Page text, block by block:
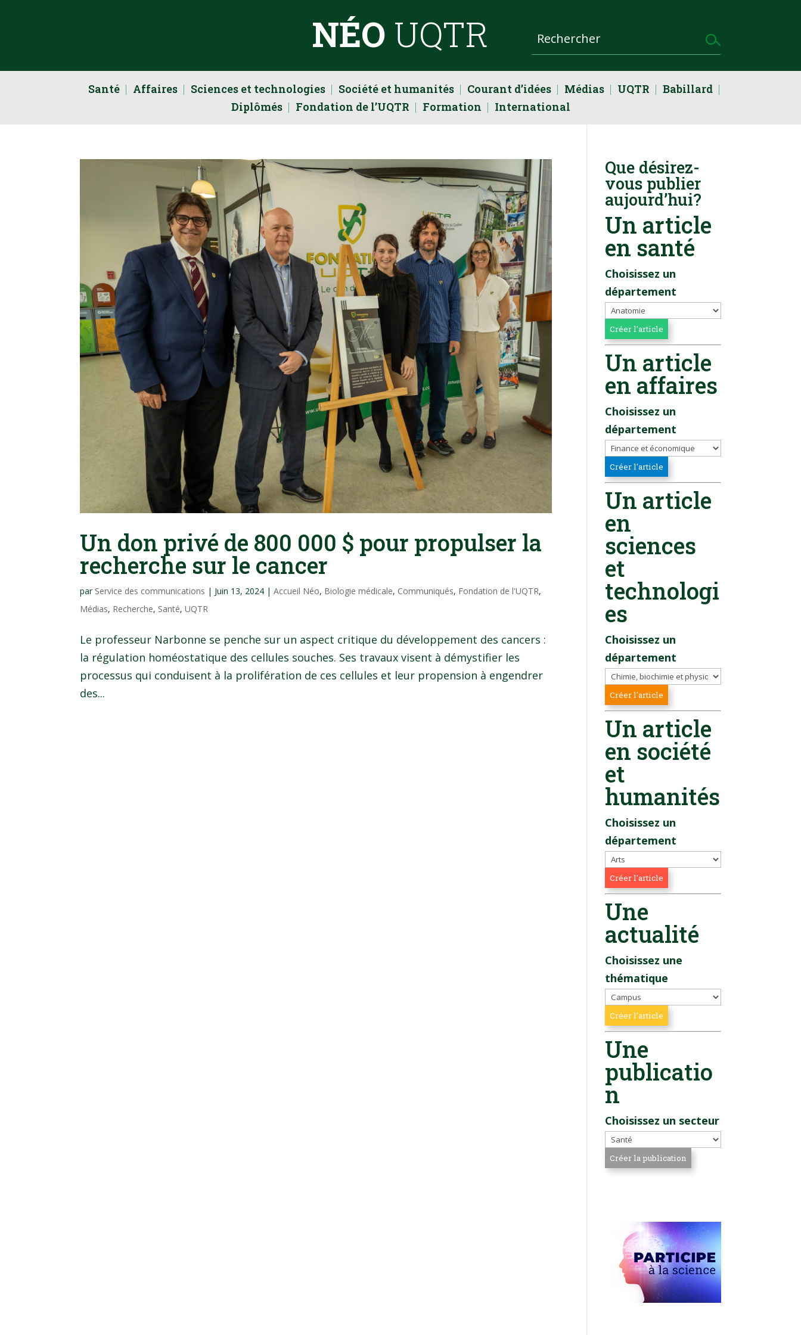
NÉO UQTR
Santé Affaires Sciences et technologies Société et humanités Courant d’idées Médias UQTR
Babillard
Diplômés
Fondation de l’UQTR Formation International
Un don privé de 800 000 $ pour propulser la
recherche sur le cancer
par Service des communications | Juin 13, 2024 |Accueil Néo, Biologie médicale, Communiqués, Fondation de l'UQTR,
Médias, Recherche, Santé,UQTR
Le professeur Narbonne se penche sur un aspect critique du développement des cancers :
la régulation homéostatique des cellules souches. Ses travaux visent à démystifier les
processus qui conduisent à la prolifération de ces cellules et leur propension à engendrer
des...
Que désirez-
vous publier
aujourd’hui?
Un article
en santé
Choisissez un
département
Un article
en affaires
Choisissez un
département
Un article
en
sciences
et
technologi
es
Choisissez un
département
Un article
en société
et
humanités
Choisissez un
département
Une
actualité
Choisissez une
thématique
Une
publicatio
n
Choisissez un secteur